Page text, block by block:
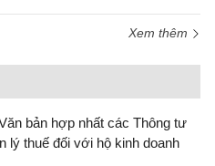
Xem thêm
bản hợp nhất các Thông tư
lý thuế đối với hộ kinh doanh